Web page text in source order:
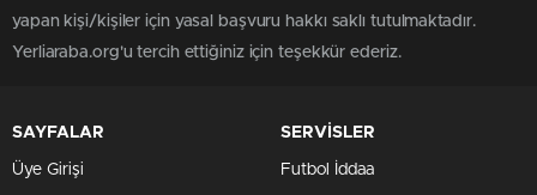
yapan kişi/kişiler için yasal başvuru hakkı saklı tutulmaktadır.
Yerliaraba.org'u tercih ettiğiniz için teşekkür ederiz.
SAYFALAR
Üye Girişi
SERVİSLER
Futbol İddaa